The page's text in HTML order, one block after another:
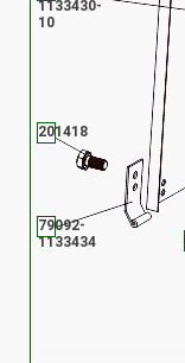
79092-
1133434
201418
1133430-
10